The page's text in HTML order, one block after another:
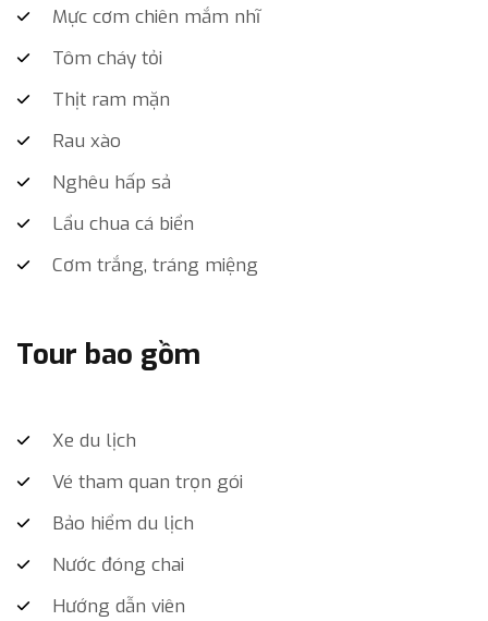
Mực cơm chiên mắm nhĩ
Tôm cháy tỏi
Thịt ram mặn
Rau xào
Nghêu hấp sả
Lẩu chua cá biển
Cơm trắng, tráng miệng
Tour bao gồm
Xe du lịch
Vé tham quan trọn gói
Bảo hiểm du lịch
Nước đóng chai
Hướng dẫn viên